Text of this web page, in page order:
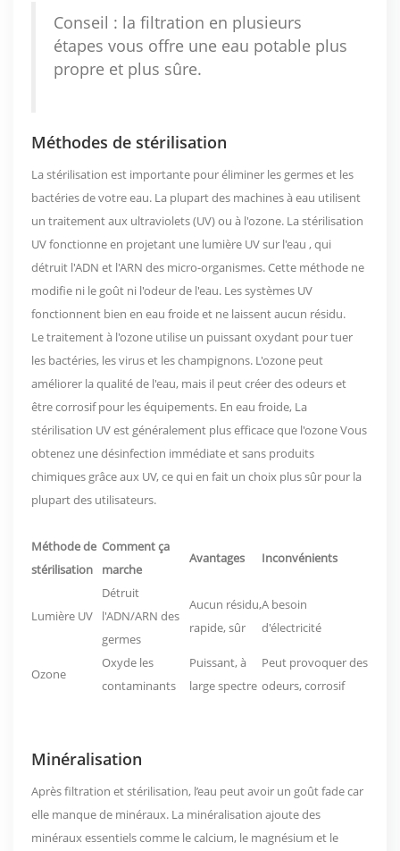
Conseil : la filtration en plusieurs
étapes vous offre une eau potable plus
propre et plus sûre.
Méthodes de stérilisation
La stérilisation est importante pour éliminer les germes et les
bactéries de votre eau. La plupart des machines à eau utilisent
un traitement aux ultraviolets (UV) ou à l'ozone. La stérilisation
UV fonctionne en projetant une lumière UV sur l'eau , qui
détruit l'ADN et l'ARN des micro-organismes. Cette méthode ne
modifie ni le goût ni l'odeur de l'eau. Les systèmes UV
fonctionnent bien en eau froide et ne laissent aucun résidu.
Le traitement à l'ozone utilise un puissant oxydant pour tuer
les bactéries, les virus et les champignons. L'ozone peut
améliorer la qualité de l'eau, mais il peut créer des odeurs et
être corrosif pour les équipements. En eau froide, La
stérilisation UV est généralement plus efficace que l'ozoneVous
obtenez une désinfection immédiate et sans produits
chimiques grâce aux UV, ce qui en fait un choix plus sûr pour la
plupart des utilisateurs.
Méthode de
stérilisation
Comment ça
marche
Avantages Inconvénients
Lumière UV
Détruit
l'ADN/ARN des
germes
Aucun résidu,
rapide, sûr
A besoin
d'électricité
Ozone
Oxyde les
contaminants
Puissant, à
large spectre
Peut provoquer des
odeurs, corrosif
Minéralisation
Après filtration et stérilisation, l’eau peut avoir un goût fade car
elle manque de minéraux. La minéralisation ajoute des
minéraux essentiels comme le calcium, le magnésium et le